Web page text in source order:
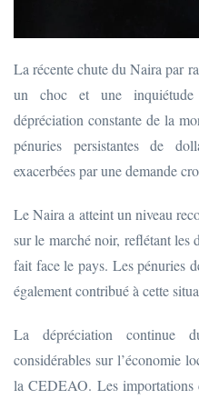
La récente chute du Naira par
un choc et une inquiétude
dépréciation constante de la
pénuries persistantes de
exacerbées par une demande
Le Naira a atteint un niveau
sur le marché noir, reflétant les
fait face le pays. Les pénuries
également contribué à cette
La dépréciation continue
considérables sur l’économie
la CEDEAO. Les importations